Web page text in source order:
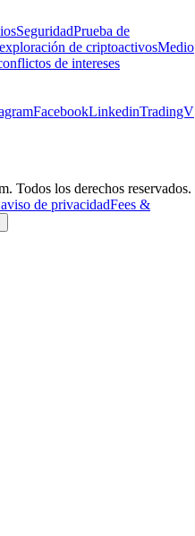
SeguridadPrueba de
de criptoactivosMedio
de intereses
FacebookLinkedinTradingV
Todos los derechos reservados.
aviso de privacidadFees &